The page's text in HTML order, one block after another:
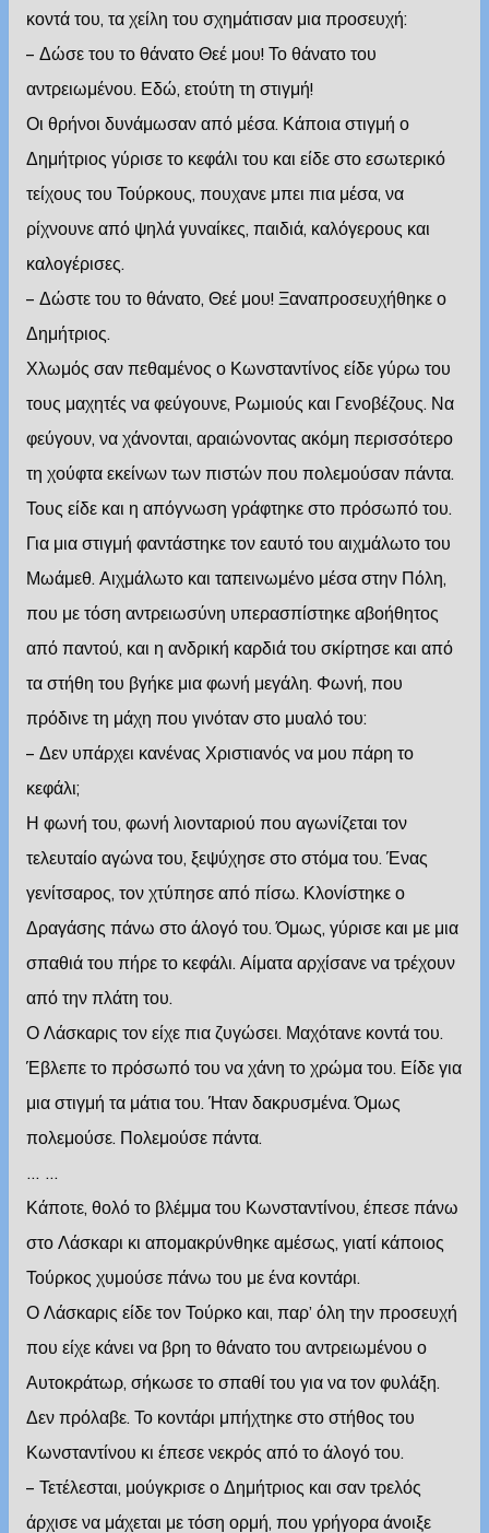
κοντά του, τα χείλη του σχημάτισαν μια προσευχή:
– Δώσε του το θάνατο Θεέ μου! Το θάνατο του
αντρειωμένου. Εδώ, ετούτη τη στιγμή!
Οι θρήνοι δυνάμωσαν από μέσα. Κάποια στιγμή ο
Δημήτριος γύρισε το κεφάλι του και είδε στο εσωτερικό
τείχους του Τούρκους, πουχανε μπει πια μέσα, να
ρίχνουνε από ψηλά γυναίκες, παιδιά, καλόγερους και
καλογέρισες.
– Δώστε του το θάνατο, Θεέ μου! Ξαναπροσευχήθηκε ο
Δημήτριος.
Χλωμός σαν πεθαμένος ο Κωνσταντίνος είδε γύρω του
τους μαχητές να φεύγουνε, Ρωμιούς και Γενοβέζους. Να
φεύγουν, να χάνονται, αραιώνοντας ακόμη περισσότερο
τη χούφτα εκείνων των πιστών που πολεμούσαν πάντα.
Τους είδε και η απόγνωση γράφτηκε στο πρόσωπό του.
Για μια στιγμή φαντάστηκε τον εαυτό του αιχμάλωτο του
Μωάμεθ. Αιχμάλωτο και ταπεινωμένο μέσα στην Πόλη,
που με τόση αντρειωσύνη υπερασπίστηκε αβοήθητος
από παντού, και η ανδρική καρδιά του σκίρτησε και από
τα στήθη του βγήκε μια φωνή μεγάλη. Φωνή, που
πρόδινε τη μάχη που γινόταν στο μυαλό του:
– Δεν υπάρχει κανένας Χριστιανός να μου πάρη το
κεφάλι;
Η φωνή του, φωνή λιονταριού που αγωνίζεται τον
τελευταίο αγώνα του, ξεψύχησε στο στόμα του. Ένας
γενίτσαρος, τον χτύπησε από πίσω. Κλονίστηκε ο
Δραγάσης πάνω στο άλογό του. Όμως, γύρισε και με μια
σπαθιά του πήρε το κεφάλι. Αίματα αρχίσανε να τρέχουν
από την πλάτη του.
Ο Λάσκαρις τον είχε πια ζυγώσει. Μαχότανε κοντά του.
Έβλεπε το πρόσωπό του να χάνη το χρώμα του. Είδε για
μια στιγμή τα μάτια του. Ήταν δακρυσμένα. Όμως
πολεμούσε. Πολεμούσε πάντα.
… …
Κάποτε, θολό το βλέμμα του Κωνσταντίνου, έπεσε πάνω
στο Λάσκαρι κι απομακρύνθηκε αμέσως, γιατί κάποιος
Τούρκος χυμούσε πάνω του με ένα κοντάρι.
Ο Λάσκαρις είδε τον Τούρκο και, παρ’ όλη την προσευχή
που είχε κάνει να βρη το θάνατο του αντρειωμένου ο
Αυτοκράτωρ, σήκωσε το σπαθί του για να τον φυλάξη.
Δεν πρόλαβε. Το κοντάρι μπήχτηκε στο στήθος του
Κωνσταντίνου κι έπεσε νεκρός από το άλογό του.
– Τετέλεσται, μούγκρισε ο Δημήτριος και σαν τρελός
άρχισε να μάχεται με τόση ορμή, που γρήγορα άνοιξε